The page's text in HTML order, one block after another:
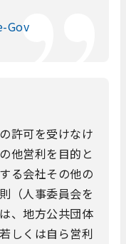
Gov
許可を受けなけ
他営利を目的と
る会社その他の
（人事委員会を
、地方公共団体
しくは自ら営利